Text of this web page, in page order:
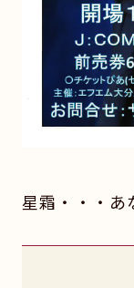
星霜・・・あ